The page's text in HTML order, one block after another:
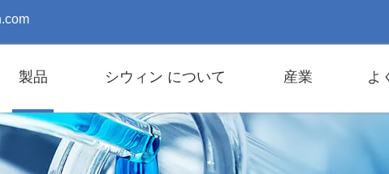
製品 シウィン について 産業 よ